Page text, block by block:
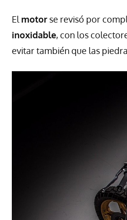
El motor se revisó por
inoxidable, con los
evitar también que las